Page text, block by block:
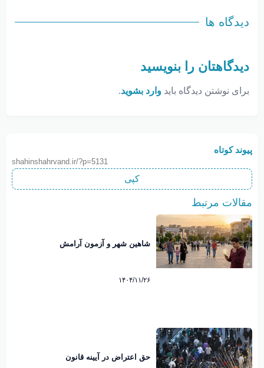
دیدگاه ها
دیدگاهتان را بنویسید
برای نوشتن دیدگاه باید وارد بشوید.
پیوند کوتاه
shahinshahrvand.ir/?p=5131
کپی
مقالات مرتبط
شاهین شهر و آزمون آرامش
۱۴۰۴/۱۱/۲۶
حق اعتراض در آیینه قانون